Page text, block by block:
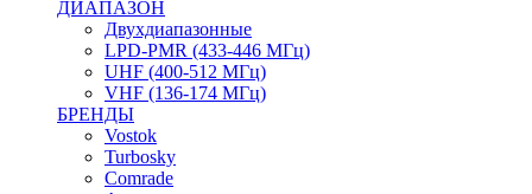
ДИАПАЗОН
Двухдиапазонные
LPD-PMR (433-446 МГц)
UHF (400-512 МГц)
VHF (136-174 МГц)
БРЕНДЫ
Vostok
Turbosky
Comrade